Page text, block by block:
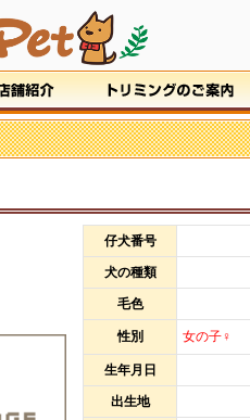
仔犬番号
犬の種類
毛色
性別 女の子♀
生年月日
出生地